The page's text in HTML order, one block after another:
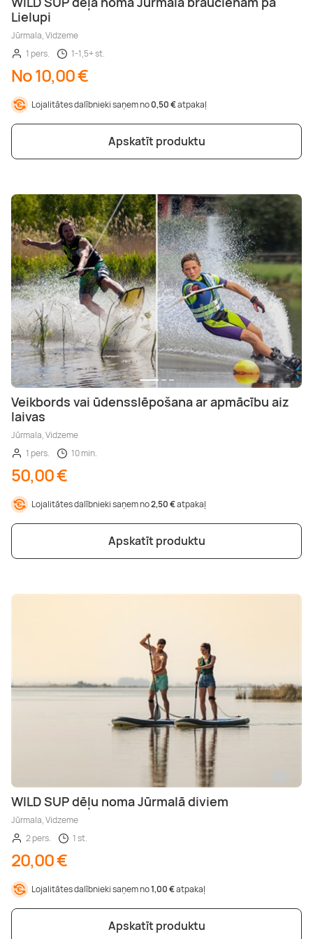
Lielupi
Jūrmala, Vidzeme
1 pers.
1-1,5+ st.
No 10,00 €
Lojalitātes dalībnieki saņem no0,50 €atpakaļ
Apskatīt produktu
Veikbords vai ūdensslēpošana ar apmācību aiz
laivas
Jūrmala, Vidzeme
1 pers.
10 min.
50,00 €
Lojalitātes dalībnieki saņem no2,50 €atpakaļ
Apskatīt produktu
WILD SUP dēļu noma Jūrmalā diviem
Jūrmala, Vidzeme
2 pers.
1 st.
20,00 €
Lojalitātes dalībnieki saņem no1,00 €atpakaļ
Apskatīt produktu